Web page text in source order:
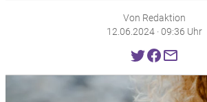
Von Redaktion
12.06.2024 · 09:36 Uhr